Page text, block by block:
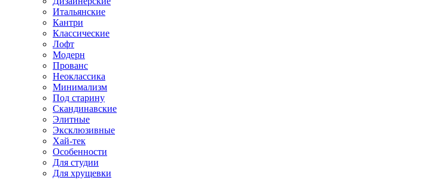
Итальянские
Кантри
Классические
Лофт
Модерн
Прованс
Неоклассика
Минимализм
Под старину
Скандинавские
Элитные
Эксклюзивные
Хай-тек
Особенности
Для студии
Для хрущевки